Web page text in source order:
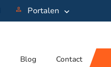
Portalen
Blog Contact